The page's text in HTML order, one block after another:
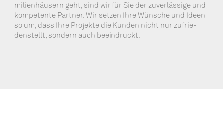
mi­li­en­häu­sern geht, sind wir für Sie der zuver­läs­si­ge und
kom­pe­ten­te Part­ner. Wir set­zen Ihre Wün­sche und Ideen
so um, dass Ihre Pro­jek­te die Kun­den nicht nur zufrie­
den­stellt, son­dern auch beeindruckt.